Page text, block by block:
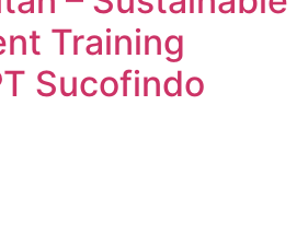
Training
Sucofindo